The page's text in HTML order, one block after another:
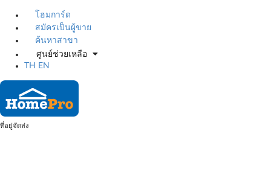
โฮมการ์ด
สมัครเป็นผู้ขาย
ค้นหาสาขา
ศูนย์ช่วยเหลือ
TH
EN
ที่อยู่จัดส่ง